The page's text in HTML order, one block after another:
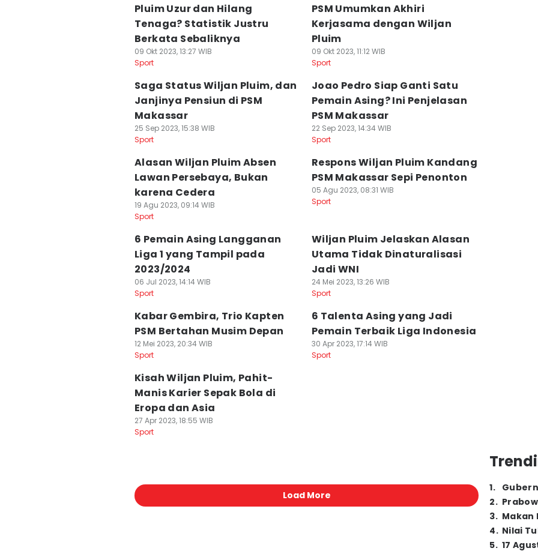
Pluim Uzur dan Hilang
Tenaga? Statistik Justru
Berkata Sebaliknya
09 Okt 2023, 13:27 WIB
Sport
PSM Umumkan Akhiri
Kerjasama dengan Wiljan
Pluim
09 Okt 2023, 11:12 WIB
Sport
Saga Status Wiljan Pluim, dan
Janjinya Pensiun di PSM
Makassar
25 Sep 2023, 15:38 WIB
Sport
Joao Pedro Siap Ganti Satu
Pemain Asing? Ini Penjelasan
PSM Makassar
22 Sep 2023, 14:34 WIB
Sport
Alasan Wiljan Pluim Absen
Lawan Persebaya, Bukan
karena Cedera
19 Agu 2023, 09:14 WIB
Sport
Respons Wiljan Pluim Kandang
PSM Makassar Sepi Penonton
05 Agu 2023, 08:31 WIB
Sport
6 Pemain Asing Langganan
Liga 1 yang Tampil pada
2023/2024
06 Jul 2023, 14:14 WIB
Sport
Wiljan Pluim Jelaskan Alasan
Utama Tidak Dinaturalisasi
Jadi WNI
24 Mei 2023, 13:26 WIB
Sport
Kabar Gembira, Trio Kapten
PSM Bertahan Musim Depan
12 Mei 2023, 20:34 WIB
Sport
6 Talenta Asing yang Jadi
Pemain Terbaik Liga Indonesia
30 Apr 2023, 17:14 WIB
Sport
Kisah Wiljan Pluim, Pahit-
Manis Karier Sepak Bola di
Eropa dan Asia
27 Apr 2023, 18:55 WIB
Sport
Load More
1.
2.
3. Makan
4. Nilai
5. 17